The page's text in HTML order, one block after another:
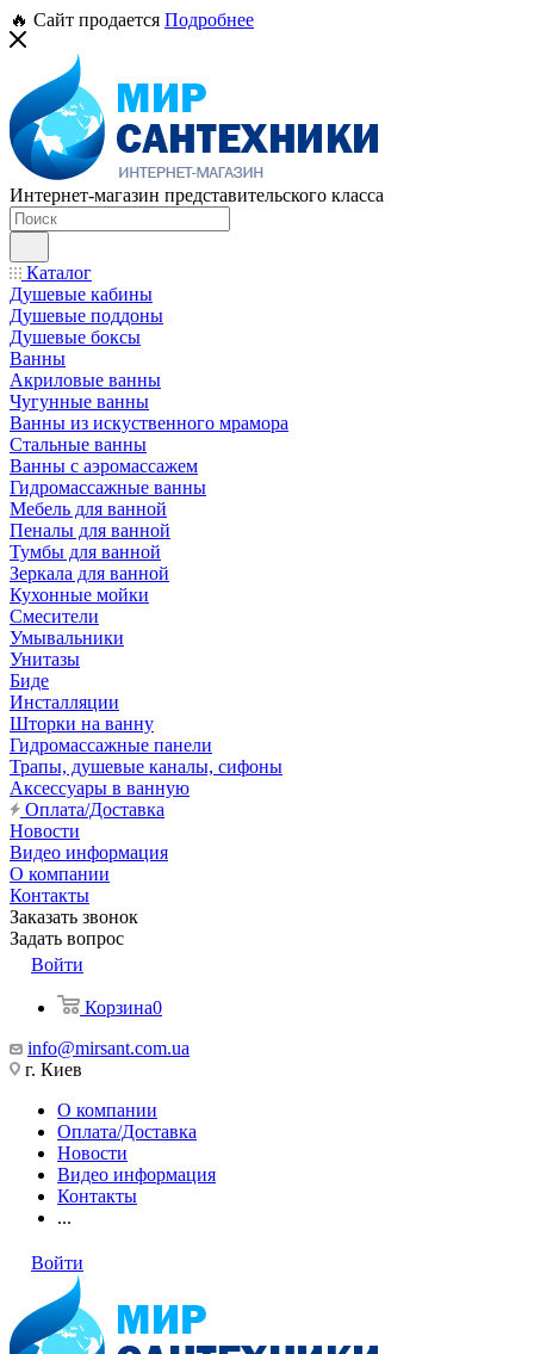
🔥 Сайт продается Подробнее
Интернет-магазин представительского класса
Каталог
Душевые кабины
Душевые поддоны
Душевые боксы
Ванны
Акриловые ванны
Чугунные ванны
Ванны из искуственного мрамора
Стальные ванны
Ванны с аэромассажем
Гидромассажные ванны
Мебель для ванной
Пеналы для ванной
Тумбы для ванной
Зеркала для ванной
Кухонные мойки
Смесители
Умывальники
Унитазы
Биде
Инсталляции
Шторки на ванну
Гидромассажные панели
Трапы, душевые каналы, сифоны
Аксессуары в ванную
Оплата/Доставка
Новости
Видео информация
О компании
Контакты
Заказать звонок
Задать вопрос
Войти
Корзина0
info@mirsant.com.ua
г. Киев
О компании
Оплата/Доставка
Новости
Видео информация
Контакты
...
Войти